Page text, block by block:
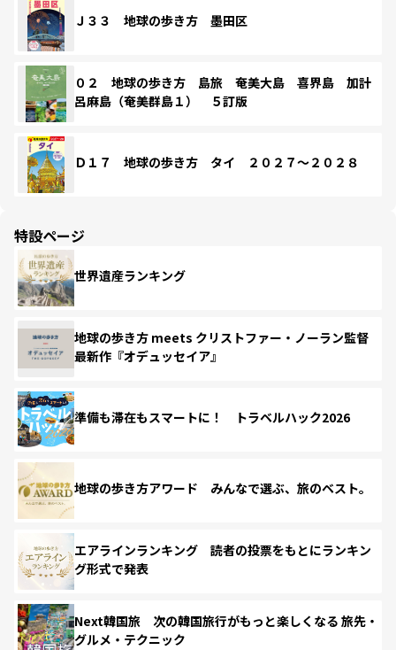
Ｊ３３ 地球の歩き方 墨田区
０２ 地球の歩き方 島旅 奄美大島 喜界島 加計
呂麻島（奄美群島１） ５訂版
Ｄ１７ 地球の歩き方 タイ ２０２７～２０２８
特設ページ
世界遺産ランキング
地球の歩き方 meets クリストファー・ノーラン監督
最新作『オデュッセイア』
準備も滞在もスマートに！ トラベルハック2026
地球の歩き方アワード みんなで選ぶ、旅のベスト。
エアラインランキング 読者の投票をもとにランキン
グ形式で発表
Next韓国旅 次の韓国旅行がもっと楽しくなる 旅先・
グルメ・テクニック